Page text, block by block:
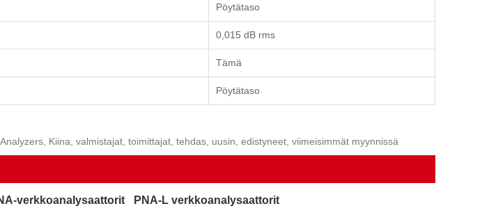
Pöytätaso
0,015 dB rms
Tämä
Pöytätaso
Kiina, valmistajat, toimittajat, tehdas, uusin, edistyneet, viimeisimmät myynnissä
verkkoanalysaattorit
PNA-L verkkoanalysaattorit